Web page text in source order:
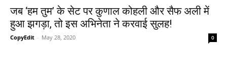
जब ‘हम तुम’ के सेट पर कुणाल कोहली और सैफ अली में
हुआ झगड़ा, तो इस अभिनेता ने करवाई सुलह!
CopyEdit - May 28, 2020 0